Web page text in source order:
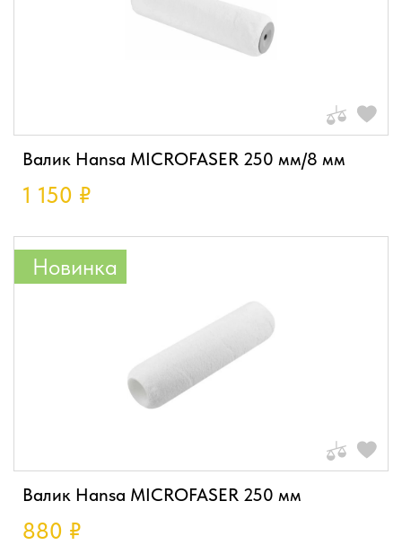
Валик Hansa MICROFASER 250 мм/8 мм
1 150 ₽
Новинка
Валик Hansa MICROFASER 250 мм
880 ₽